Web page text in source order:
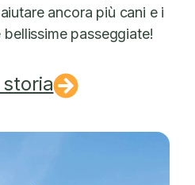
ancora più cani e i
passeggiate!